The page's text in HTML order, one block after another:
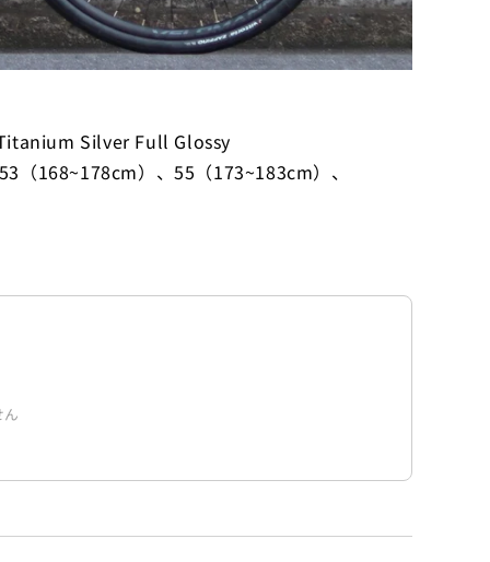
Silver Full Glossy
（168~178cm）、55（173~183cm）、